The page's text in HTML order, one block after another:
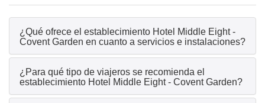
¿Qué ofrece el establecimiento Hotel Middle Eight -
Covent Garden en cuanto a servicios e instalaciones?
¿Para qué tipo de viajeros se recomienda el
establecimiento Hotel Middle Eight - Covent Garden?